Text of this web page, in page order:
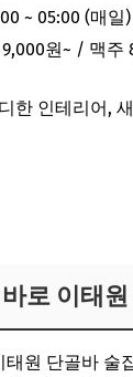
~ 05:00 (매일)
원~ / 맥주
한 인테리어,
로 이태
태원 단골바 술